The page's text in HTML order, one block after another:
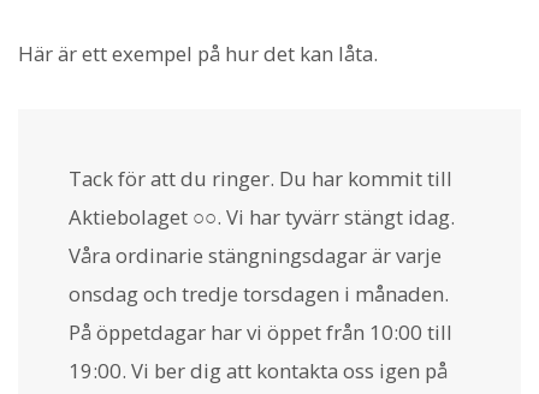
Här är ett exempel på hur det kan låta.
Tack för att du ringer. Du har kommit till
Aktiebolaget ○○. Vi har tyvärr stängt idag.
Våra ordinarie stängningsdagar är varje
onsdag och tredje torsdagen i månaden.
På öppetdagar har vi öppet från 10:00 till
19:00. Vi ber dig att kontakta oss igen på